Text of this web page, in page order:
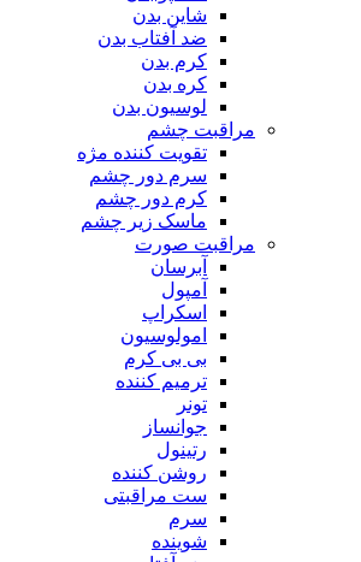
شاین بدن
ضد آفتاب بدن
کرم بدن
کره بدن
لوسیون بدن
مراقبت چشم
تقویت کننده مژه
سرم دور چشم
کرم دور چشم
ماسک زیر چشم
مراقبت صورت
آبرسان
آمپول
اسکراپ
امولوسیون
بی بی کرم
ترمیم کننده
تونر
جوانساز
رتینول
روشن کننده
ست مراقبتی
سرم
شوینده